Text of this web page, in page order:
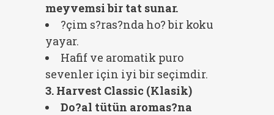
meyvemsi bir tat sunar.
?çim s?ras?nda ho? bir koku
yayar.
Hafif ve aromatik puro
sevenler için iyi bir seçimdir.
3. Harvest Classic (Klasik)
Do?al tütün aromas?na